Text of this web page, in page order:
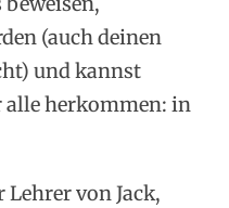
(auch deinen
und kannst
herkommen: in
von Jack,